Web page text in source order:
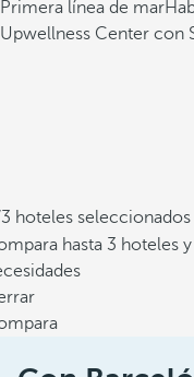
Primera línea de mar
Upwellness Center con
hoteles
hasta 3 hoteles